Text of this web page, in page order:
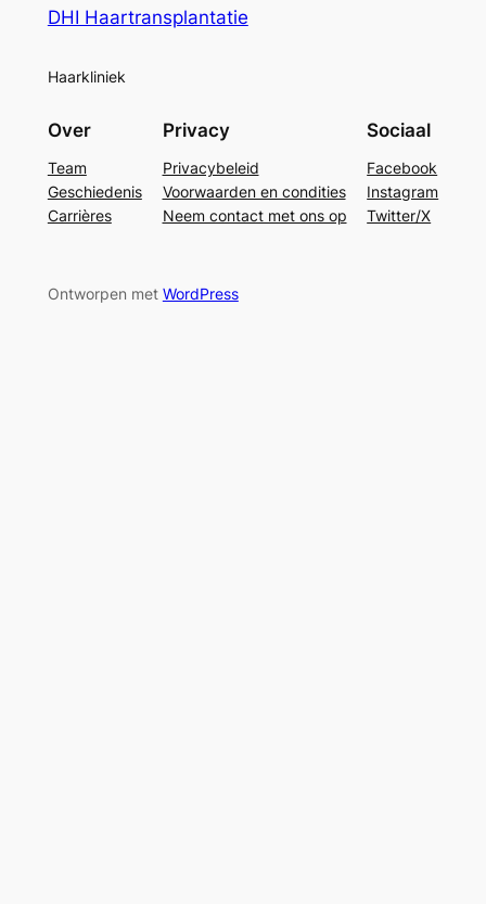
DHI Haartransplantatie
Haarkliniek
Over
Team
Geschiedenis
Carrières
Privacy
Privacybeleid
Voorwaarden en condities
Neem contact met ons op
Sociaal
Facebook
Instagram
Twitter/X
Ontworpen met WordPress